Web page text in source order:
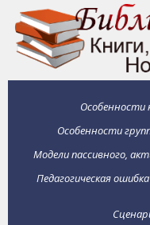
Особенности
Особенности
Модели пассивного,
Педагогическая